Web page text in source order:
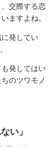
交際する恋
ますよね。
発してい
発してはい
のツワモノ
い」